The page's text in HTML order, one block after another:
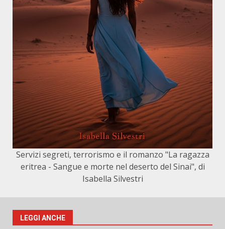
Servizi segreti, terrorismo e il romanzo "La ragazza
eritrea - Sangue e morte nel deserto del Sinai", di
Isabella Silvestri
LEGGI ANCHE